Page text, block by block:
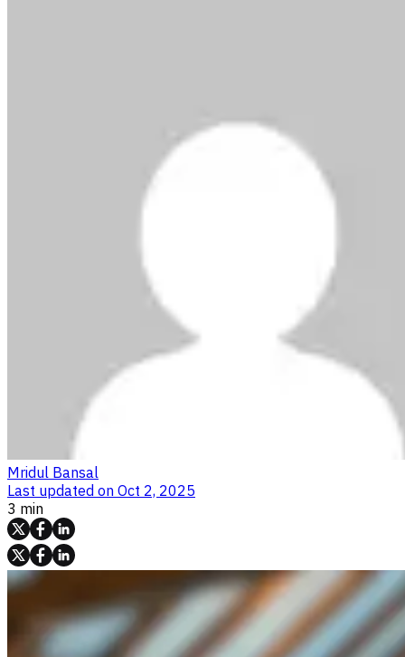
Mridul Bansal
Last updated on Oct 2, 2025
3 min